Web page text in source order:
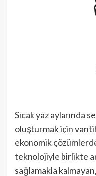
Sıcak yaz aylarında
oluşturmak için
ekonomik
teknolojiyle birlikte
sağlamakla